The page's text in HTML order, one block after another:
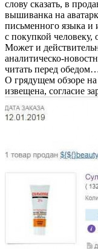
слову сказать, в
вышиванка на
письменного языка и
с покупкой
Может и
аналитическо-
читать перед
О грядущем обзоре
извещена, согласие